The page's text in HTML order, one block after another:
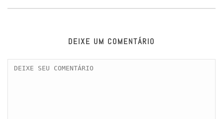
DEIXE UM COMENTÁRIO